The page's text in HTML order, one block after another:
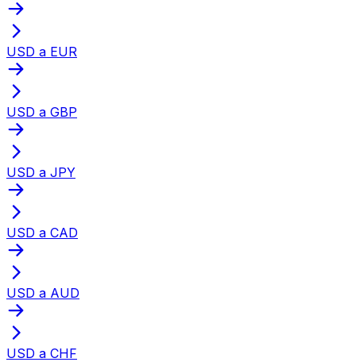
USD a EUR
USD a GBP
USD a JPY
USD a CAD
USD a AUD
USD a CHF